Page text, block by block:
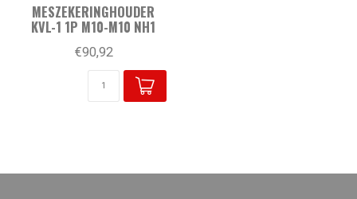
MESZEKERINGHOUDER
KVL-1 1P M10-M10 NH1
€90,92